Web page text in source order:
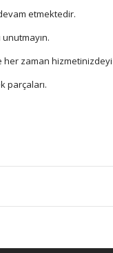
etmektedir.
unutmayın.
her zaman
parçaları.